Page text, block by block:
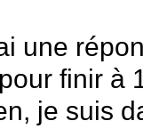
une
finir à
je suis